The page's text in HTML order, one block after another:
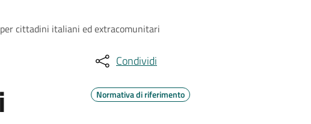
cittadini italiani ed extracomunitari
Condividi
Normativa di riferimento